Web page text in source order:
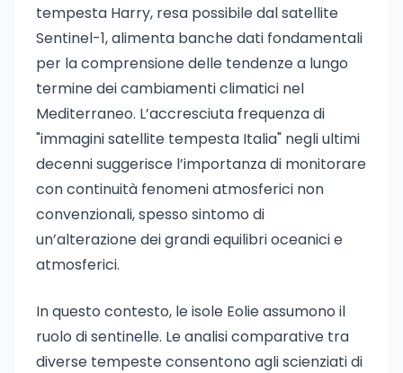
tempesta Harry, resa possibile dal satellite
Sentinel-1, alimenta banche dati fondamentali
per la comprensione delle tendenze a lungo
termine dei cambiamenti climatici nel
Mediterraneo. L’accresciuta frequenza di
"immagini satellite tempesta Italia" negli ultimi
decenni suggerisce l’importanza di monitorare
con continuità fenomeni atmosferici non
convenzionali, spesso sintomo di
un’alterazione dei grandi equilibri oceanici e
atmosferici.
In questo contesto, le isole Eolie assumono il
ruolo di sentinelle. Le analisi comparative tra
diverse tempeste consentono agli scienziati di